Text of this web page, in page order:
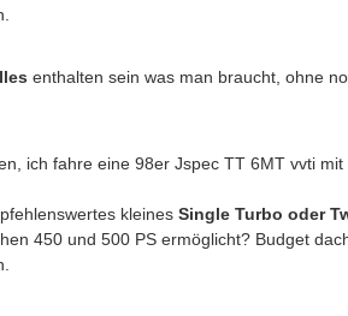
enthalten sein was man braucht, ohne
ich fahre eine 98er Jspec TT 6MT vvti mit
kleines Single Turbo oder
450 und 500 PS ermöglicht? Budget